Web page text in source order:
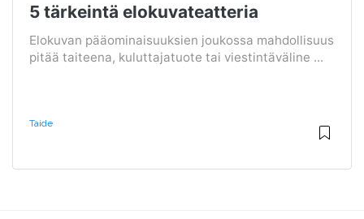
5 tärkeintä elokuvateatteria
Elokuvan pääominaisuuksien joukossa mahdollisuus
pitää taiteena, kuluttajatuote tai viestintäväline ...
Taide